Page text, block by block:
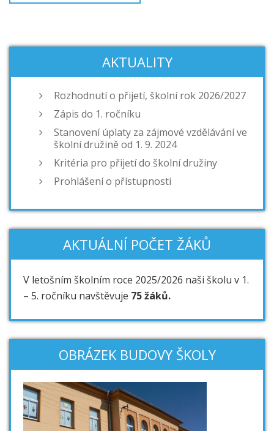
AKTUALITY
Rozhodnutí o přijetí, školní rok 2026/2027
Zápis do 1. ročníku
Stanovení úplaty za zájmové vzdělávání ve
školní družině od 1. 9. 2024
Kritéria pro přijetí do školní družiny
Prohlášení o přístupnosti
AKTUÁLNÍ POČET ŽÁKŮ
V letošním školním roce 2025/2026 naši školu v 1.
– 5. ročníku navštěvuje 75 žáků.
OBRÁZEK BUDOVY ŠKOLY